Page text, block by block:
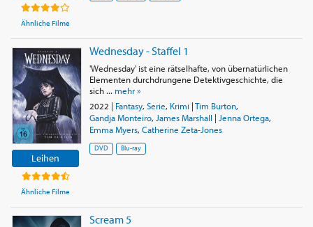
Ähnliche Filme
Leihen
Ähnliche Filme
Wednesday - Staffel 1
'Wednesday' ist eine rätselhafte, von übernatürlichen
Elementen durchdrungene Detektivgeschichte, die
sich ... mehr »
2022 | Fantasy, Serie, Krimi|Tim Burton,
Gandja Monteiro, James Marshall| Jenna Ortega,
Emma Myers, Catherine Zeta-Jones
DVD Blu-ray
Scream 5